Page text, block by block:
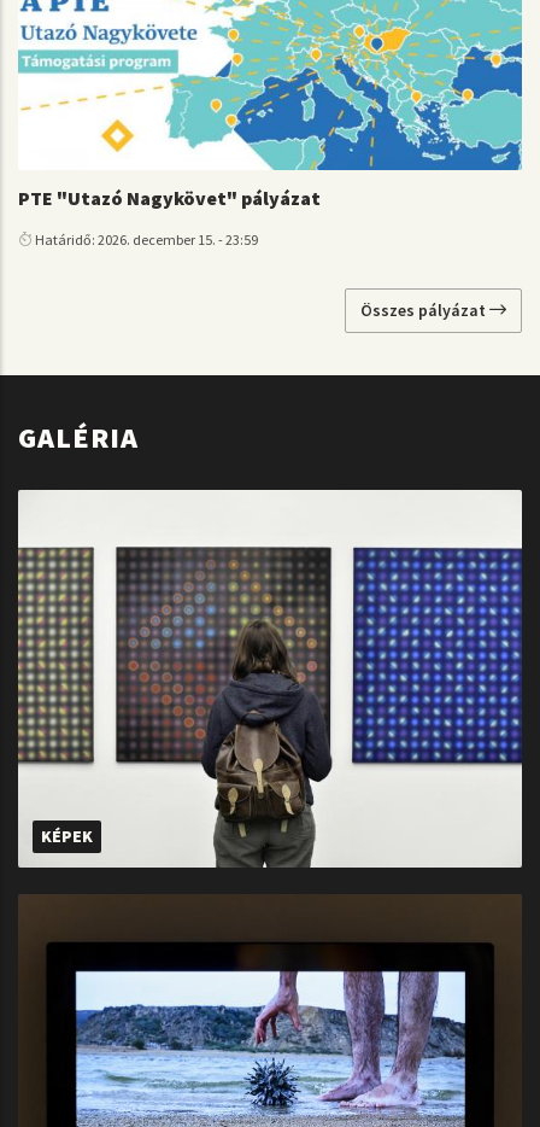
PTE "Utazó Nagykövet" pályázat
Határidő: 2026. december 15. - 23:59
Összes pályázat
GALÉRIA
KÉPEK